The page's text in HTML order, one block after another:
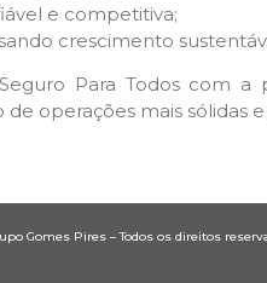
e competitiva;
crescimento
Para Todos com
operações mais sólidas
Gomes Pires – Todos os direitos